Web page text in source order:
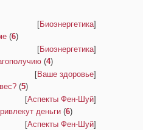
[Биоэнергетика]
(6)
[Биоэнергетика]
(4)
[Ваше здоровье]
(5)
[Аспекты Фен-Шуй]
деньги (6)
[Аспекты Фен-Шуй]